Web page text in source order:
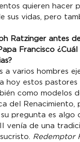
quieren hacer
sus vidas, pero
Ratzinger antes
Francisco
a varios hombres
hoy estos pastores
como modelos
del Renacimiento,
pregunta es algo
venía de una
Redemptor